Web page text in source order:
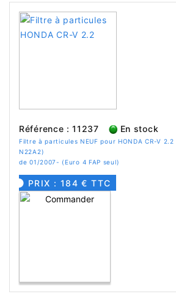
Référence : 11237 En stock
Filtre à particules NEUF pour HONDA CR-V
N22A2)
de 01/2007- (Euro 4 FAP seul)
PRIX : 184 € TTC